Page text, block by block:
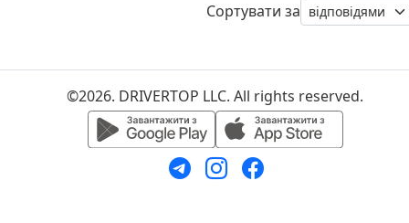
Сортувати за
©2026. DRIVERTOP LLC. All rights reserved.